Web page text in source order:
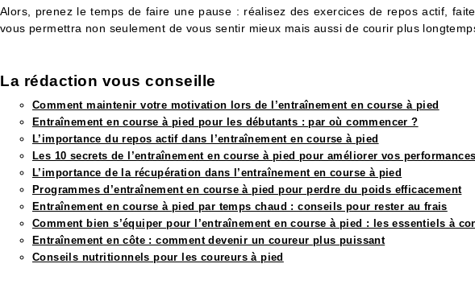
Alors, prenez le temps de faire une pause : réalisez des exercices de repos actif,
vous permettra non seulement de vous sentir mieux mais aussi de courir plus
La rédaction vous conseille​
Comment maintenir votre motivation lors de l’entraînement en course à pied
Entraînement en course à pied pour les débutants : par où commencer ?
L’importance du repos actif dans l’entraînement en course à pied
Les 10 secrets de l’entraînement en course à pied pour améliorer vos performances
L’importance de la récupération dans l’entraînement en course à pied
Programmes d’entraînement en course à pied pour perdre du poids efficacement
Entraînement en course à pied par temps chaud : conseils pour rester au frais
Comment bien s’équiper pour l’entraînement en course à pied : les essentiels à
Entraînement en côte : comment devenir un coureur plus puissant
Conseils nutritionnels pour les coureurs à pied